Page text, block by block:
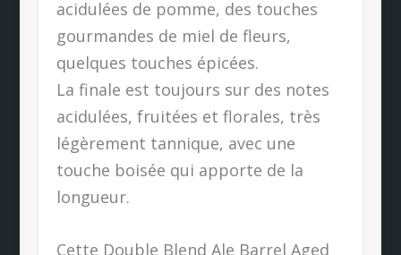
acidulées de pomme, des touches
gourmandes de miel de fleurs,
quelques touches épicées.
La finale est toujours sur des notes
acidulées, fruitées et florales, très
légèrement tannique, avec une
touche boisée qui apporte de la
longueur.
Cette Double Blend Ale Barrel Aged